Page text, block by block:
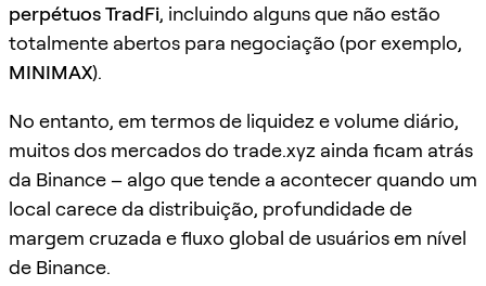
perpétuos TradFi, incluindo alguns que não estão
totalmente abertos para negociação (por exemplo,
MINIMAX).
No entanto, em termos de liquidez e volume diário,
muitos dos mercados do trade.xyz ainda ficam atrás
da Binance – algo que tende a acontecer quando um
local carece da distribuição, profundidade de
margem cruzada e fluxo global de usuários em nível
de Binance.